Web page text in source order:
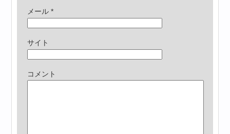
メール*
サイト
コメント